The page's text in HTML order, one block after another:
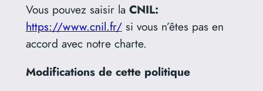
Vous pouvez saisir la CNIL:
https://www.cnil.fr/si vous n’êtes pas en
accord avec notre charte.
Modifications de cette politique